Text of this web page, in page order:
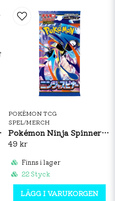
(S-CH)
POKÉMON TCG
SPEL/MERCH
Pokémon Ninja Spinner Booster Pack (JP)
49 kr
Finns i lager
22 Styck
LÄGG I VARUKORGEN